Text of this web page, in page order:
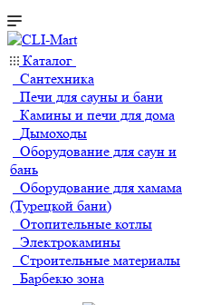
Каталог
Сантехника
Печи для сауны и бани
Камины и печи для дома
Дымоходы
Оборудование для саун и
бань
Оборудование для хамама
(Турецкой бани)
Отопительные котлы
Электрокамины
Строительные материалы
Барбекю зона